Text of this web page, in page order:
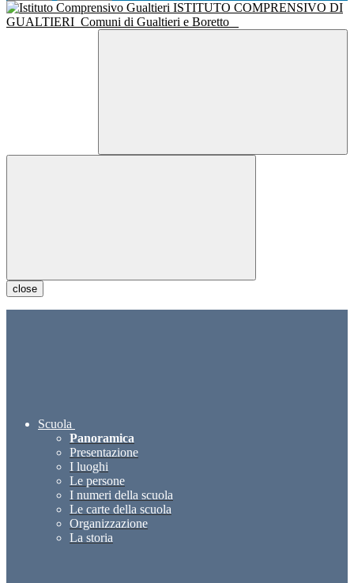
ISTITUTO COMPRENSIVO DI
GUALTIERI Comuni di Gualtieri e Boretto
close
Scuola
Panoramica
Presentazione
I luoghi
Le persone
I numeri della scuola
Le carte della scuola
Organizzazione
La storia